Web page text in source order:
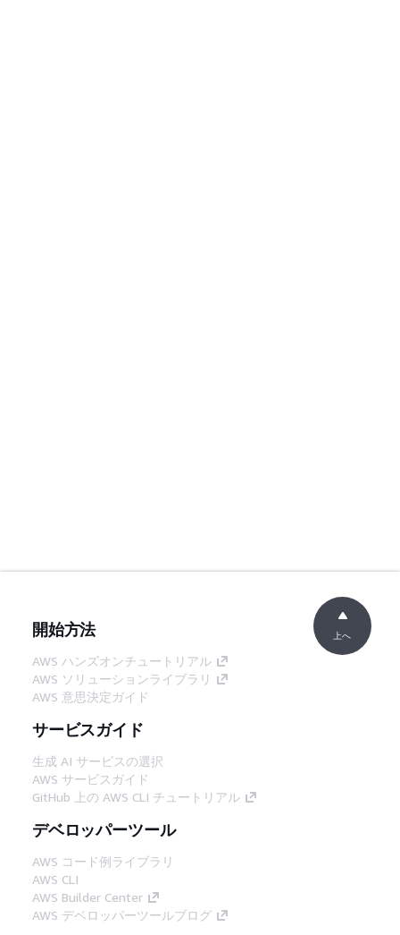
開始方法
AWS ハンズオンチュートリアル
AWS ソリューションライブラリ
AWS 意思決定ガイド
サービスガイド
生成 AI サービスの選択
AWS サービスガイド
GitHub 上の AWS CLI チュートリアル
デベロッパーツール
AWS コード例ライブラリ
AWS CLI
AWS Builder Center
AWS デベロッパーツールブログ
上へ